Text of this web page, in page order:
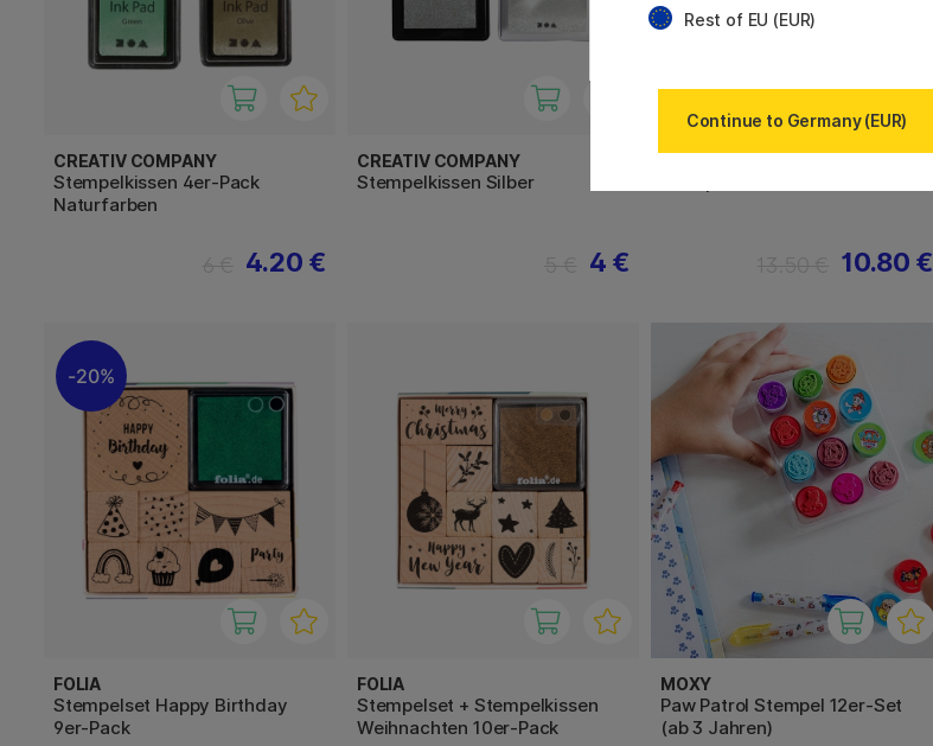
CREATIV COMPANY
Stempelkissen 4er-Pack
Naturfarben
4.20 €
CREATIV COMPANY
Stempelkissen Silber
4 € 10.80 €
20%
FOLIA
Stempelset Happy Birthday
9er-Pack
FOLIA
Stempelset + Stempelkissen
Weihnachten 10er-Pack
MOXY
Paw Patrol Stempel 12er-Set
(ab 3 Jahren)
Rest of EU (EUR)
Continue to Germany (EUR)